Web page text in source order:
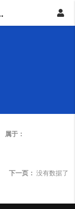
贵州开发公司,贵阳软件公司
属于：
下一页： 没有数据了